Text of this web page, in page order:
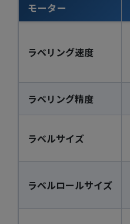
モーター
ラベリング速度
ラベリング精度
ラベルサイズ
ラベルロールサイズ